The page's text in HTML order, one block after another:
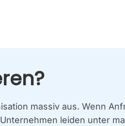
mas­siv aus. Wenn
lei­den unter